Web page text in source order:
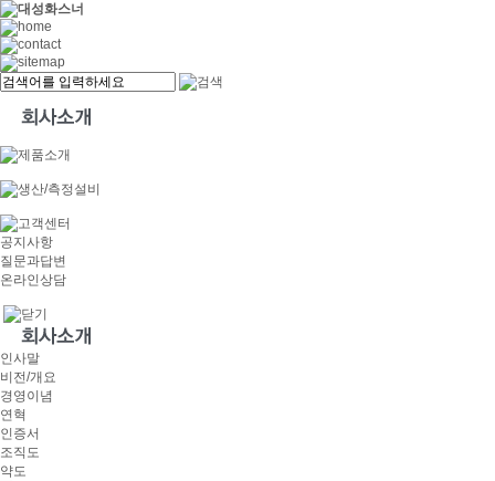
공지사항
질문과답변
온라인상담
인사말
비전/개요
경영이념
연혁
인증서
조직도
약도